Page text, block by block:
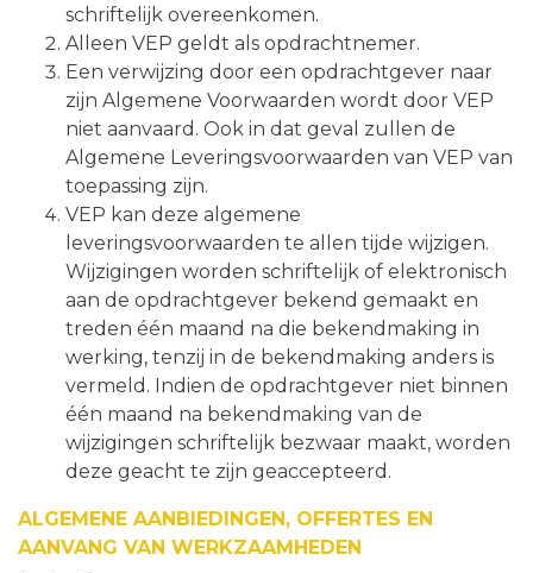
schriftelijk overeenkomen.
Alleen VEP geldt als opdrachtnemer.
Een verwijzing door een opdrachtgever naar
zijn Algemene Voorwaarden wordt door VEP
niet aanvaard. Ook in dat geval zullen de
Algemene Leveringsvoorwaarden van VEP van
toepassing zijn.
VEP kan deze algemene
leveringsvoorwaarden te allen tijde wijzigen.
Wijzigingen worden schriftelijk of elektronisch
aan de opdrachtgever bekend gemaakt en
treden één maand na die bekendmaking in
werking, tenzij in de bekendmaking anders is
vermeld. Indien de opdrachtgever niet binnen
één maand na bekendmaking van de
wijzigingen schriftelijk bezwaar maakt, worden
deze geacht te zijn geaccepteerd.
ALGEMENE AANBIEDINGEN, OFFERTES EN
AANVANG VAN WERKZAAMHEDEN